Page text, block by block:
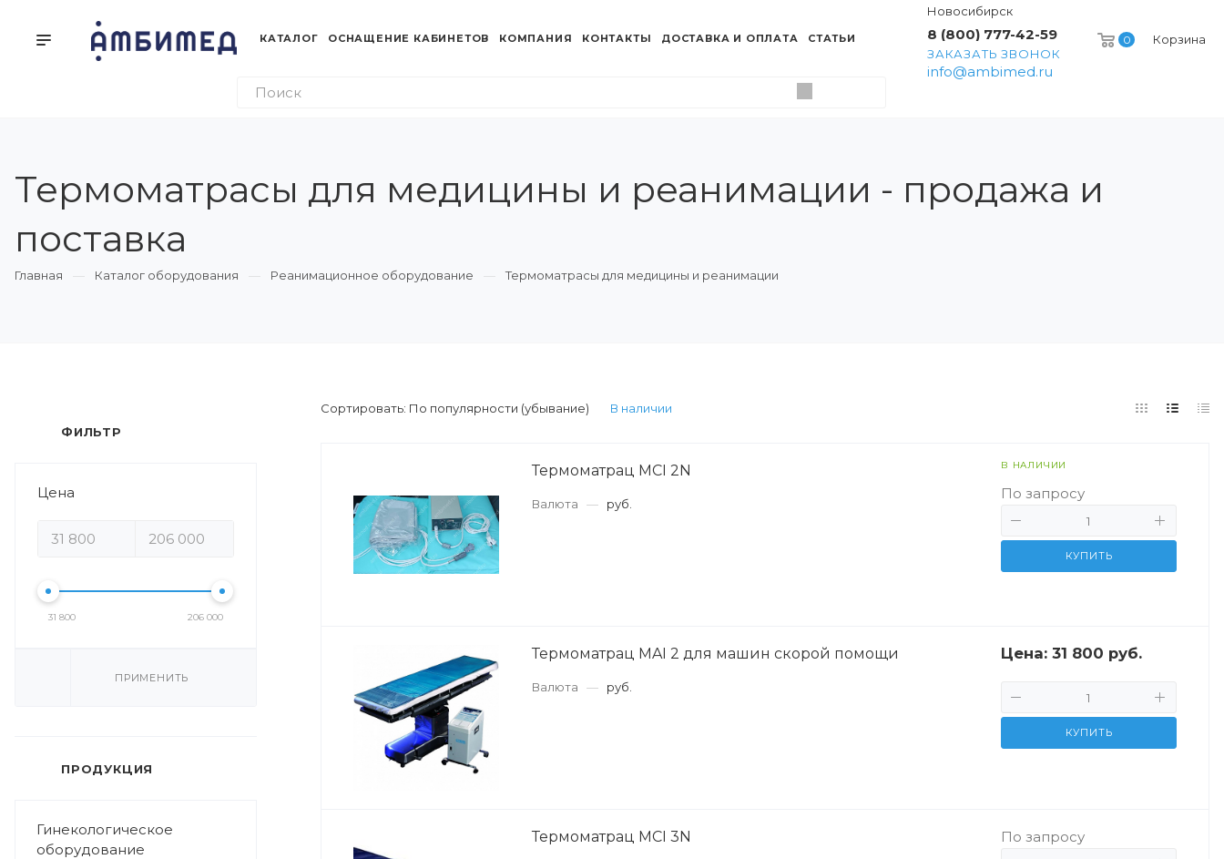
0 Корзина
Новосибирск
8 (800) 777-42-59
ЗАКАЗАТЬ ЗВОНОК
info@ambimed.ru
КАТАЛОГ ОСНАЩЕНИЕ КАБИНЕТОВ КОМПАНИЯ КОНТАКТЫ ДОСТАВКА И ОПЛАТА СТАТЬИ
Термоматрасы для медицины и реанимации - продажа и
поставка
Главная Каталог оборудования Реанимационное оборудование Термоматрасы для медицины и реанимации
ФИЛЬТР
Цена
31 800 206 000
ПРИМЕНИТЬ
ПРОДУКЦИЯ
Гинекологическое
оборудование
Сортировать: По популярности (убывание) В наличии
Термоматрац MCI 2N
Валюта — руб.
В НАЛИЧИИ
По запросу
КУПИТЬ
Термоматрац MAI 2 для машин скорой помощи
Валюта — руб.
Цена: 31 800 руб.
КУПИТЬ
Термоматрац MCI 3N По запросу